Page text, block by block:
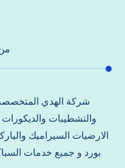
شركة الهدي المتخصصة
والتشطيبات
الارضيات السيراميك
بورد و جميع خدمات